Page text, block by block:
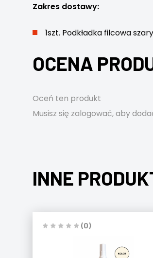
Zakres dostawy:
1szt. Podkładka filcowa
OCENA
Oceń ten produkt
Musisz się zalogować, aby
INNE
(0)